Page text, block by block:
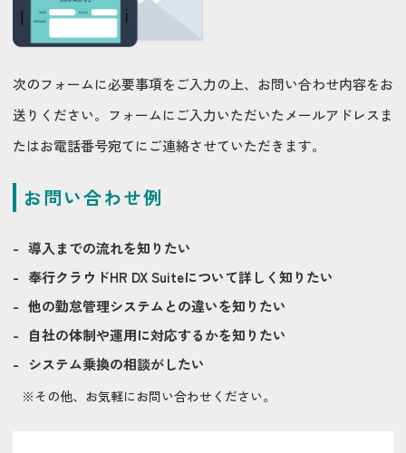
次のフォームに必要事項をご入力の上、お問い合わせ内容をお
送りください。フォームにご入力いただいたメールアドレスま
たはお電話番号宛てにご連絡させていただきます。
お問い合わせ例
導入までの流れを知りたい
奉行クラウドHR DX Suiteについて詳しく知りたい
他の勤怠管理システムとの違いを知りたい
自社の体制や運用に対応するかを知りたい
システム乗換の相談がしたい
※その他、お気軽にお問い合わせください。